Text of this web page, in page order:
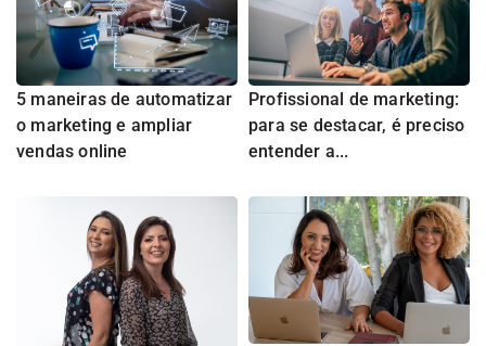
5 maneiras de automatizar
o marketing e ampliar
vendas online
Profissional de marketing:
para se destacar, é preciso
entender a...